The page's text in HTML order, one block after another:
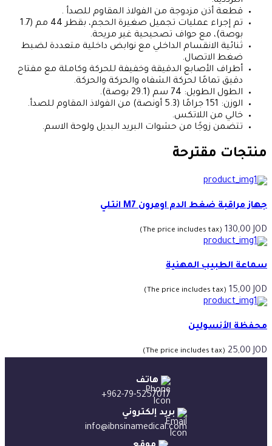
قطعة أذن مزدوجة من الفولاذ المقاوم للصدأ .
تم إجراء عمليات تجميل صغيرة الحجم، بقطر 44 مم (1.7
بوصة)، مع حواف تصحيحية غير مريحة.
ثنائية الانقسام الداخلي مع نوابض داخلية متعددة لضبط
ضغط الاتصال.
أطراف الأصابع الدقيقة وخفيفة للحركة وكاملة مع مفتاح
دقيق تمامًا لحركة الشفاه والحركة والحركة.
الطول الطويل: 74 سم (29.1 بوصة).
الوزن: 151 جرامًا (5.3 أونصة) من الفولاذ المقاوم للصدأ.
خالي من اللاتكس.
تتضمن زوجًا من حشوات البريد البديل ولوحة الاسم.
منتجات مقترحة
جهاز مراقبة ضغط الدم اومرون M7 انتلي
130,00 JOD
(The price includes tax)
سماعة الطبيب المهنية
15,00JOD
(The price includes tax)
محفظة الأنسولين
25,00 JOD
(The price includes tax)
هاتف
+962-79-5257017
بريد إلكتروني
info@ibnsinamedical.com